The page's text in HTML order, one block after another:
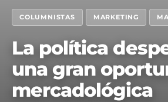
COLUMNISTAS MARKETING
La política
una gran
mercadológica